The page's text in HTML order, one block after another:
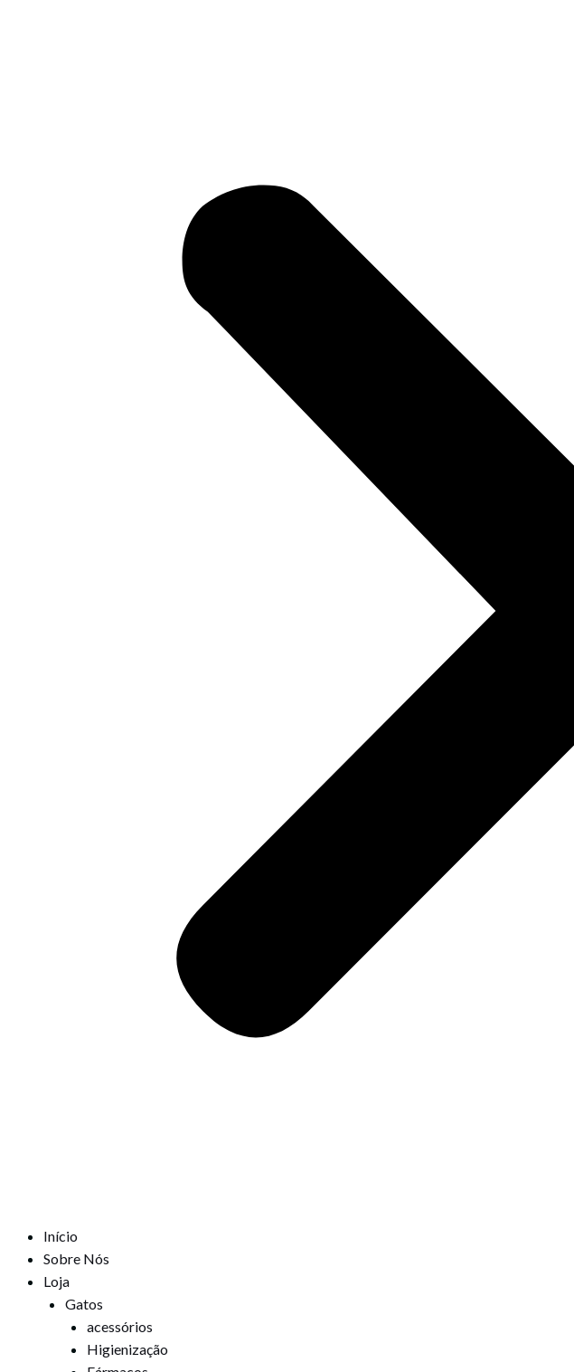
Início
Sobre Nós
Loja
Gatos
acessórios
Higienização